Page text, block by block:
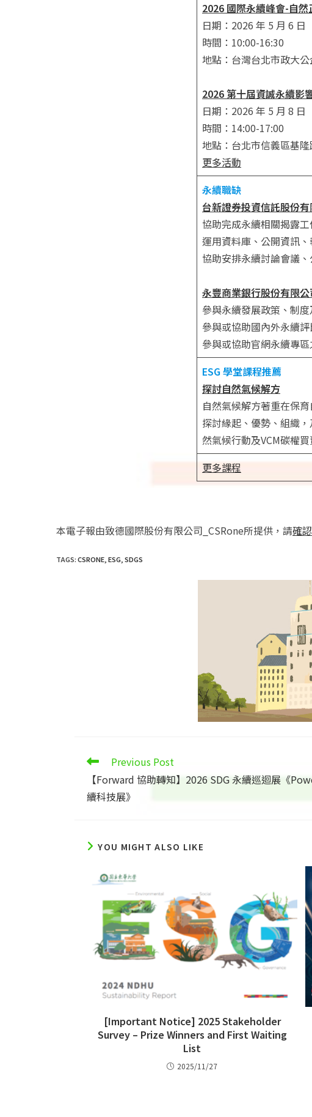
2026 國際永續峰會-自
日期：2026 年 5 月 6 日
時間：10:00-16:30
地點：台灣台北市政大公
2026 第十屆資誠永續影
日期：2026 年 5 月 8 日
時間：14:00-17:00
地點：台北市信義區基
更多活動
永續職缺
台新證券投資信託股份
協助完成永續相關揭露
運用資料庫、公開資訊
協助安排永續討論會議
永豐商業銀行股份有限
參與永續發展政策、制
參與或協助國內外永續
參與或協助官網永續專
ESG 學堂課程推薦
探討自然氣候解方
自然氣候解方著重在保
探討緣起、優勢、組織
然氣候行動及VCM碳權
更多課程
本電子報由致德國際股份有限公司_CSRone所提供，請確認
TAGS:CSRONE ESG SDGS
Read
articles
Previous Post
【Forward 協助轉知】2026 SDG 永續巡迴展《
續科技展》
YOU MIGHT ALSO LIKE
[Important Notice] 2025 Stakeholder
Survey – Prize Winners and First Waiting
List
2025/11/27